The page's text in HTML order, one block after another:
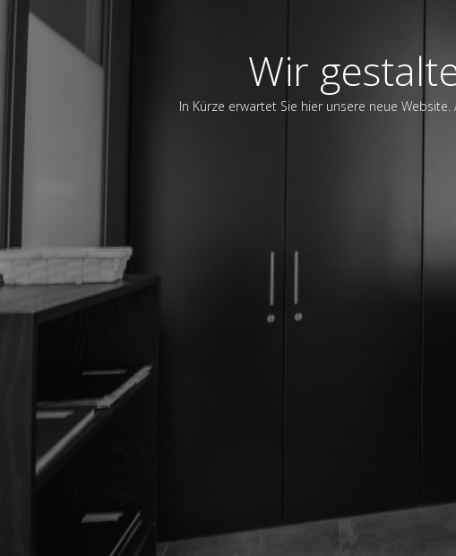
Wir
In Kürze erwartet Sie hier unsere neue